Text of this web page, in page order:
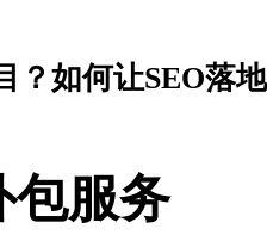
？如何让SEO落
包服务